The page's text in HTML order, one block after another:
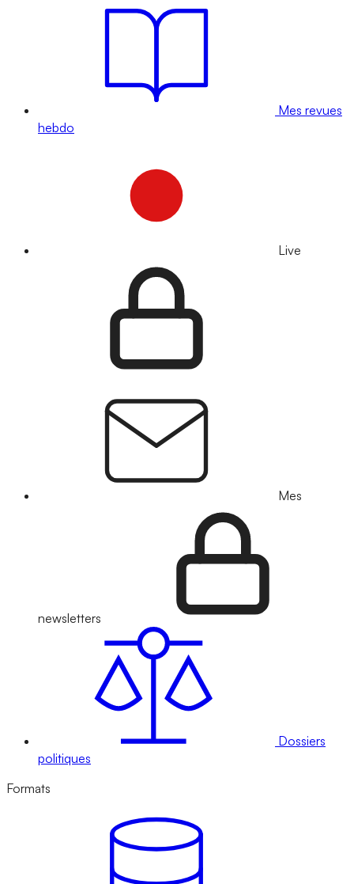
Mes revues
hebdo
Live
Mes
newsletters
Dossiers
politiques
Formats